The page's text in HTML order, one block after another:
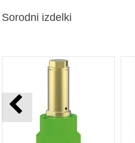
Sorodni izdelki